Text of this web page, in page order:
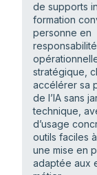
de supports
formation
personne en
responsabilité
stratégique,
accélérer sa
de l’IA sans
technique,
d’usage
outils faciles
une mise en
adaptée aux